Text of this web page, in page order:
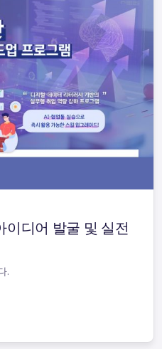
이디어 발굴 및 실전
.